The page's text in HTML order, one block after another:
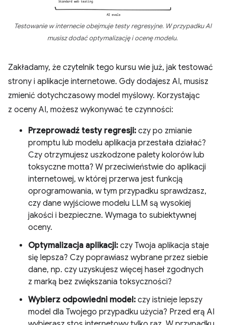
Testowanie w internecie obejmuje testy regresyjne. W przypadku AI
musisz dodać optymalizację i ocenę modelu.
Zakładamy, że czytelnik tego kursu wie już, jak testować
strony i aplikacje internetowe. Gdy dodajesz AI, musisz
zmienić dotychczasowy model myślowy. Korzystając
z oceny AI, możesz wykonywać te czynności:
Przeprowadź testy regresji: czy po zmianie
promptu lub modelu aplikacja przestała działać?
Czy otrzymujesz uszkodzone palety kolorów lub
toksyczne motta? W przeciwieństwie do aplikacji
internetowej, w której przerwa jest funkcją
oprogramowania, w tym przypadku sprawdzasz,
czy dane wyjściowe modelu LLM są wysokiej
jakości i bezpieczne. Wymaga to subiektywnej
oceny.
Optymalizacja aplikacji: czy Twoja aplikacja staje
się lepsza? Czy poprawiasz wybrane przez siebie
dane, np. czy uzyskujesz więcej haseł zgodnych
z marką bez zwiększania toksyczności?
Wybierz odpowiedni model: czy istnieje lepszy
model dla Twojego przypadku użycia? Przed erą AI